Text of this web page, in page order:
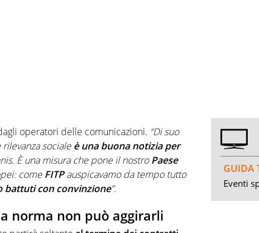
operatori delle comunicazioni. “Di suo
socialeè una buona notizia per
È una misura che pone il nostroPaese
comeFITPauspicavamo da tempo tutto
battuti con convinzione”.
norma non può aggirarli
GUIDA
Eventi